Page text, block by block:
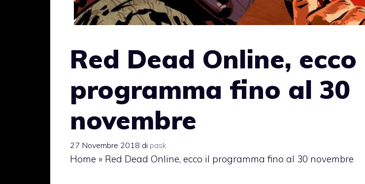
Red Dead Online, ecco
programma fino al 30
novembre
27 Novembre 2018 di pask
Home » Red Dead Online, ecco il programma fino al 30 novembre